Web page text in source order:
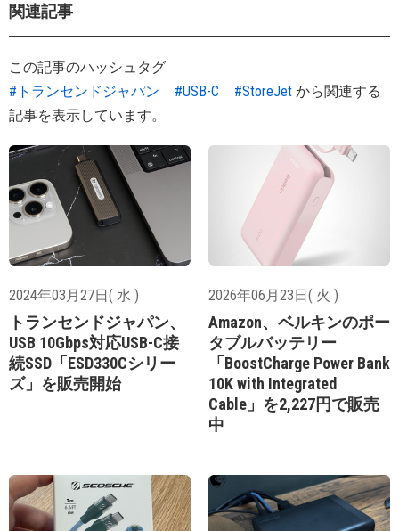
関連記事
この記事のハッシュタグ
#トランセンドジャパン
#USB-C #StoreJet から関連する
記事を表示しています。
2024年03月27日( 水 )
トランセンドジャパン、
USB 10Gbps対応USB-C接
続SSD「ESD330Cシリー
ズ」を販売開始
2026年06月23日( 火 )
Amazon、ベルキンのポー
タブルバッテリー
「BoostCharge Power Bank
10K with Integrated
Cable」を2,227円で販売
中